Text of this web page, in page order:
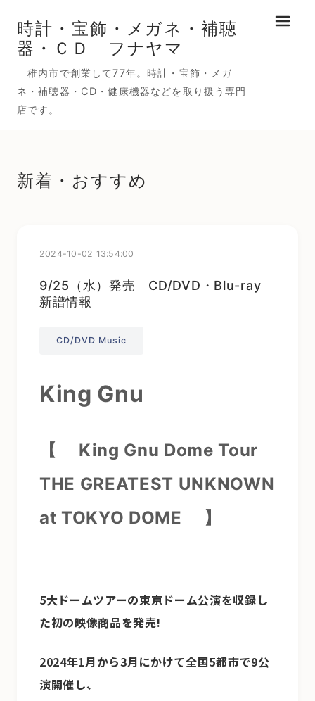
時計・宝飾・メガネ・補聴
器・ＣＤ フナヤマ
稚内市で創業して77年。時計・宝飾・メガ
ネ・補聴器・CD・健康機器などを取り扱う専門
店です。
メニュ
新着・おすすめ
2024-10-02 13:54:00
9/25（水）発売 CD/DVD・Blu-ray
新譜情報
CD/DVD Music
King Gnu
【 King Gnu Dome Tour
THE GREATEST UNKNOWN
at TOKYO DOME
】
5大ドームツアーの東京ドーム公演を収録し
た初の映像商品を発売!
2024年1月から3月にかけて全国5都市で9公
演開催し、